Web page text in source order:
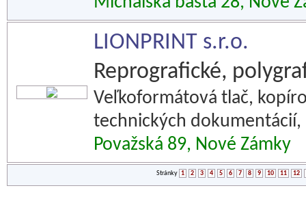
LIONPRINT s.r.o.
Reprografické,
Veľkoformátová tlač,
technických dokumentácií,
Považská 89, Nové Zámky
Stránky 1 2 3 4 5 6 7 8 9 10 11 12